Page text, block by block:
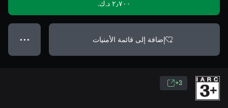
٢٫٧٠٠ د.ك.‏
إضافة إلى قائمة الأمنيات ● ● ●
3+